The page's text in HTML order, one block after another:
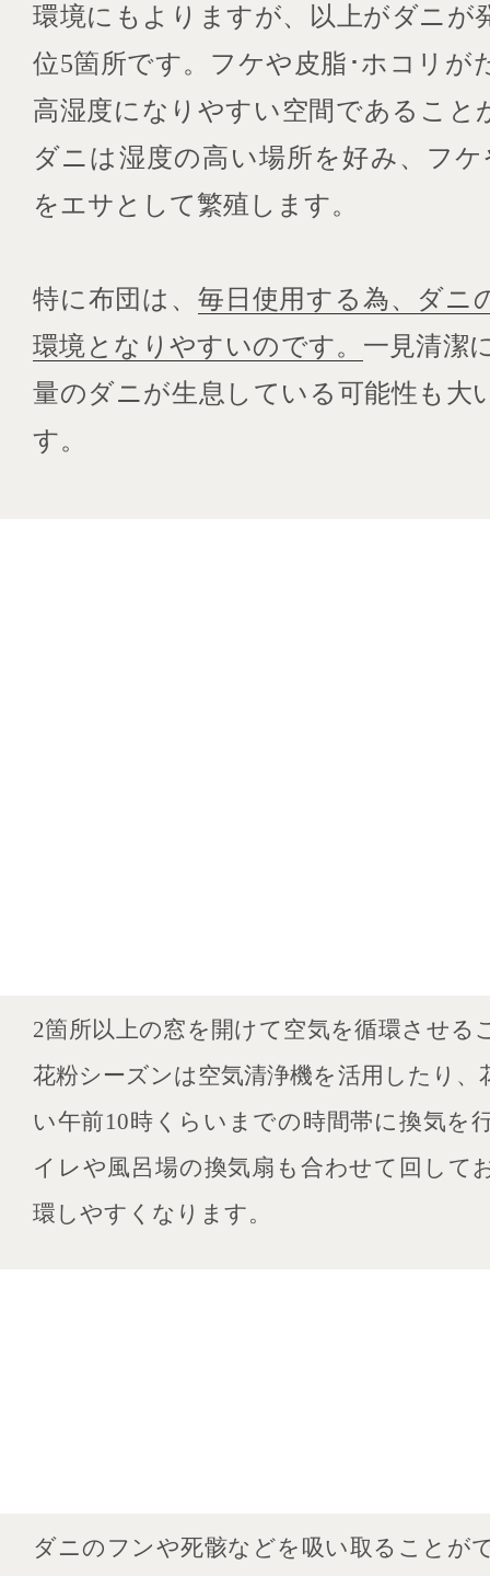
環境にもよりますが、以上がダニが
位5箇所です。フケや皮脂･ホコリが
高湿度になりやすい空間であること
ダニは湿度の高い場所を好み、フ
をエサとして繁殖します。
特に布団は、 毎日使用する為、ダニ
環境となりやすいのです。 一見清潔
量のダニが生息している可能性も大
す。
2箇所以上の窓を開けて空気を循環させる
花粉シーズンは空気清浄機を活用したり、
い午前10時くらいまでの時間帯に換気を
イレや風呂場の換気扇も合わせて回して
環しやすくなります。
ダニのフンや死骸などを吸い取ることが